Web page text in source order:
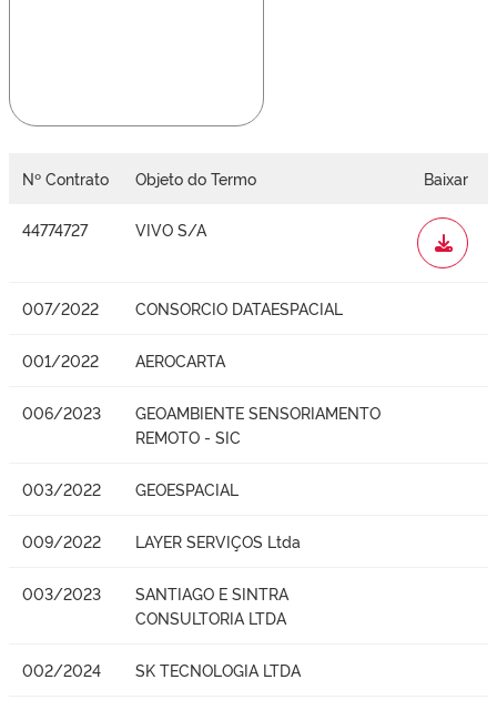
Nº Contrato Objeto do Termo Baixar
44774727 VIVO S/A
WORD
007/2022 CONSORCIO DATAESPACIAL
001/2022 AEROCARTA
006/2023
GEOAMBIENTE SENSORIAMENTO
REMOTO - SIC
003/2022 GEOESPACIAL
009/2022 LAYER SERVIÇOS Ltda
003/2023
SANTIAGO E SINTRA
CONSULTORIA LTDA
002/2024 SK TECNOLOGIA LTDA